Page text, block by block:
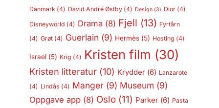
Danmark (4) David André Østby(4) Design(3) Dior(4)
Disneyworld (4) Drama (8) Fjell (13) Fyrtårn
(4) Grøt(4) Guerlain (9) Hermès(5) Hosting (4)
Israel(5) Krig (4) Kristen film (30)
Kristen litteratur(10) Krydder(6) Lanzarote
(4) Lindås (4) Manger(9) Museum (9)
Oppgave app(8) Oslo(11) Parker(6) Pasta